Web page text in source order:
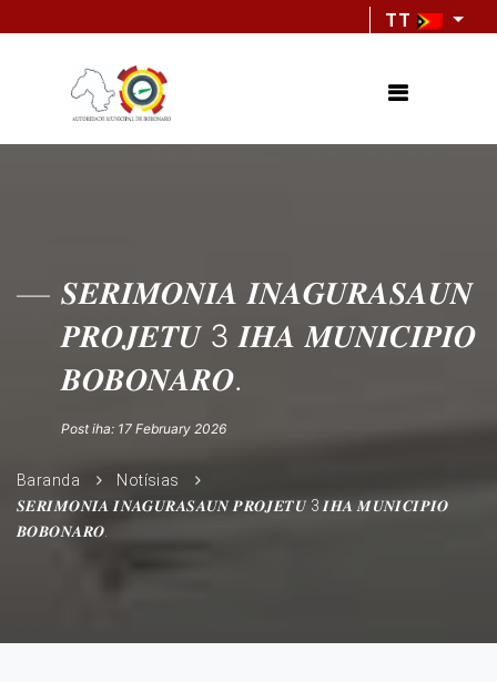
TT
𝑺𝑬𝑹𝑰𝑴𝑶𝑵𝑰𝑨 𝑰𝑵𝑨𝑮𝑼𝑹𝑨𝑺𝑨𝑼𝑵
𝑷𝑹𝑶𝑱𝑬𝑻𝑼 3 𝑰𝑯𝑨 𝑴𝑼𝑵𝑰𝑪𝑰𝑷𝑰𝑶
𝑩𝑶𝑩𝑶𝑵𝑨𝑹𝑶.
Post iha: 17 February 2026
Baranda
Notísias
𝑺𝑬𝑹𝑰𝑴𝑶𝑵𝑰𝑨 𝑰𝑵𝑨𝑮𝑼𝑹𝑨𝑺𝑨𝑼𝑵 𝑷𝑹𝑶𝑱𝑬𝑻𝑼 3 𝑰𝑯𝑨 𝑴𝑼𝑵𝑰𝑪𝑰𝑷𝑰𝑶
𝑩𝑶𝑩𝑶𝑵𝑨𝑹𝑶.